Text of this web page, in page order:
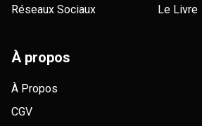
Réseaux Sociaux
Le Livre
À propos
À Propos
CGV